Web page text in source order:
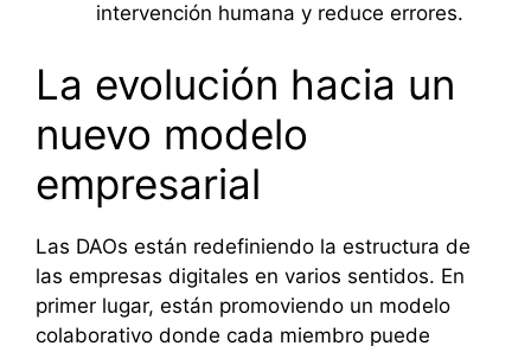
intervención humana y reduce errores.
La evolución hacia un
nuevo modelo
empresarial
Las DAOs están redefiniendo la estructura de
las empresas digitales en varios sentidos. En
primer lugar, están promoviendo un modelo
colaborativo donde cada miembro puede